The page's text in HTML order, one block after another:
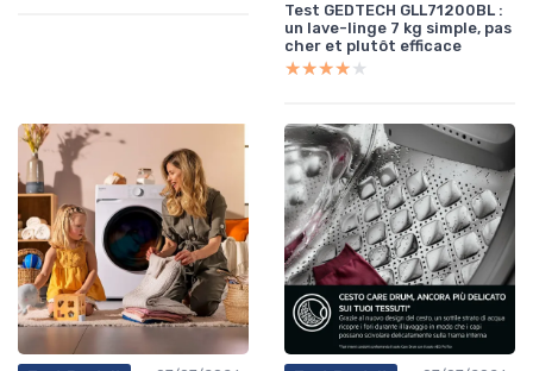
Test GEDTECH GLL71200BL :
un lave-linge 7 kg simple, pas
cher et plutôt efficace
★★★★★
★★★★★